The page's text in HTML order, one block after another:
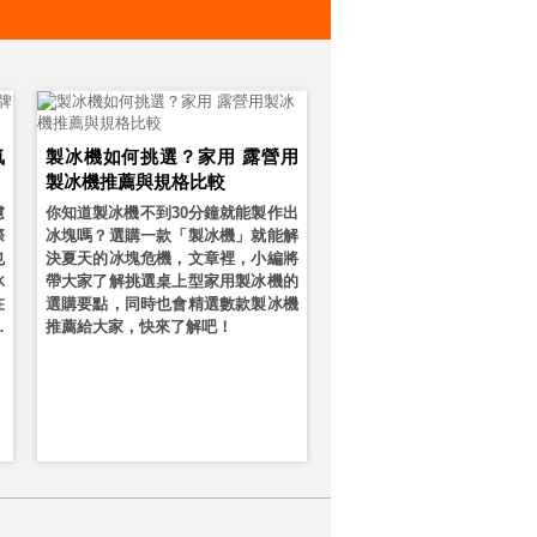
製冰機如何挑選？家用 露營用
製冰機推薦與規格比較
你知道製冰機不到30分鐘就能製作出
冰塊嗎？選購一款「製冰機」就能解
決夏天的冰塊危機，文章裡，小編將
帶大家了解挑選桌上型家用製冰機的
選購要點，同時也會精選數款製冰機
推薦給大家，快來了解吧！